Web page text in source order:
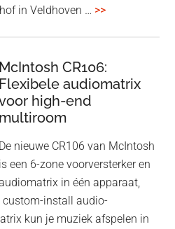
in Veldhoven … >>overDutch
–
4
McIntosh CR106:
Flexibele audiomatrix
high-end
multiroom
De nieuwe CR106 van McIntosh
is een 6-zone voorversterker en
in één apparaat,
install audio-
kun je muziek afspelen in